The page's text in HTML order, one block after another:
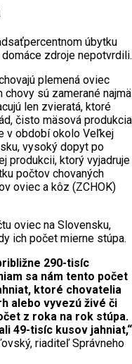
úbytku
zdroje nepotvrdili.
plemená oviec
sú zamerané najmä
len zvieratá, ktoré
čisto mäsová produkcia
v období okolo Veľkej
vysoký dopyt po
produkcii, ktorý vyjadruje
počtov chovaných
oviec a kôz (ZCHOK)
oviec na Slovensku,
ich počet mierne stúpa.
290-tisíc
sa nám tento počet
ktoré chovatelia
alebo vyvezú živé či
z roka na rok stúpa.
49-tisíc kusov jahniat,“
riaditeľ Správneho